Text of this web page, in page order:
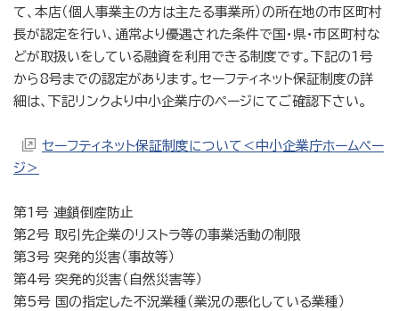
て、本店（個人事業主の方は主たる事業所）の所在地の市区町村
長が認定を行い、通常より優遇された条件で国・県・市区町村な
どが取扱いをしている融資を利用できる制度です。下記の1号
から8号までの認定があります。セーフティネット保証制度の詳
細は、下記リンクより中小企業庁のページにてご確認下さい。
セーフティネット保証制度について＜中小企業庁ホームペー
ジ＞
第1号 連鎖倒産防止
第2号 取引先企業のリストラ等の事業活動の制限
第3号 突発的災害（事故等）
第4号 突発的災害（自然災害等）
第5号 国の指定した不況業種（業況の悪化している業種）